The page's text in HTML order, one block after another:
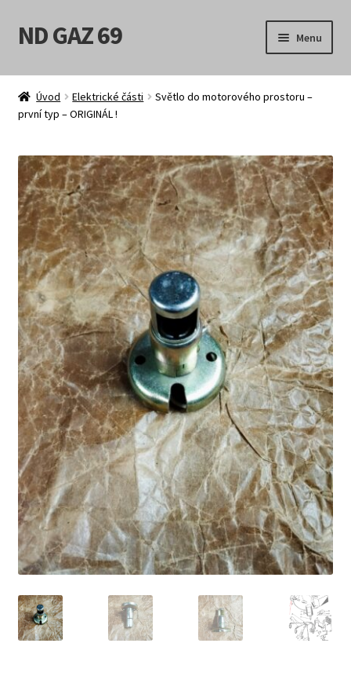
Přeskočit
na
Přejít
k
webu
ND GAZ 69 Menu
Úvodní stránka
Můj účet
Obchod
Košík
Pokladna
Možnosti doručení
Obchodní podmínky
Prodávající – kontaktní informace
Způsoby úhrady
O nás
Úvod Elektrické části
Světlo do motorového prostoru –
první typ – ORIGINÁL !